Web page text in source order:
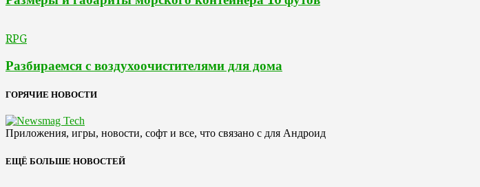
RPG
Разбираемся с воздухоочистителями для дома
ГОРЯЧИЕ НОВОСТИ
Приложения, игры, новости, софт и все, что связано с для Андроид
ЕЩЁ БОЛЬШЕ НОВОСТЕЙ